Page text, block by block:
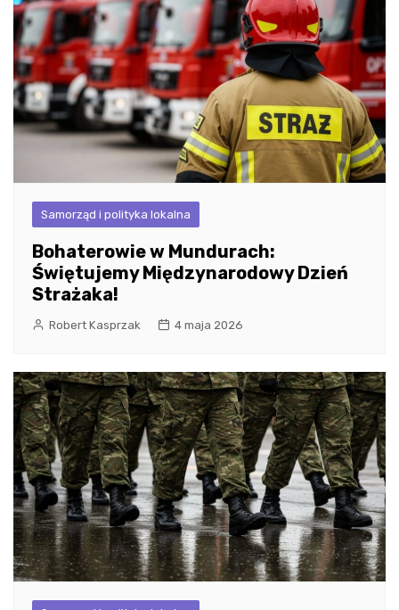
Samorząd i polityka lokalna
Bohaterowie w Mundurach:
Świętujemy Międzynarodowy Dzień
Strażaka!
Robert Kasprzak 4 maja 2026